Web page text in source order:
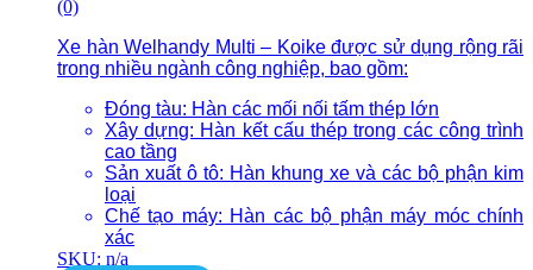
(0)
Xe hàn Welhandy Multi – Koike được sử dụng rộng rãi
trong nhiều ngành công nghiệp, bao gồm:
Đóng tàu: Hàn các mối nối tấm thép lớn
Xây dựng: Hàn kết cấu thép trong các công trình
cao tầng
Sản xuất ô tô: Hàn khung xe và các bộ phận kim
loại
Chế tạo máy: Hàn các bộ phận máy móc chính
xác
SKU: n/a